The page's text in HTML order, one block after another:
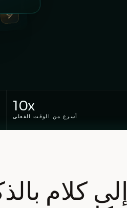
10x
أسرع من الوقت الفعلي
كلام